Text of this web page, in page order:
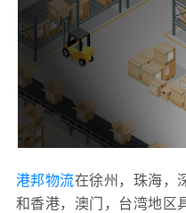
港邦物流在徐州，珠海，
和香港，澳门，台湾地区